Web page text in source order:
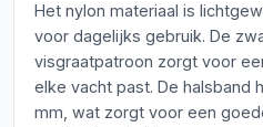
Het nylon materiaal is
voor dagelijks gebruik. De
visgraatpatroon zorgt voor
elke vacht past. De halsband
mm, wat zorgt voor een